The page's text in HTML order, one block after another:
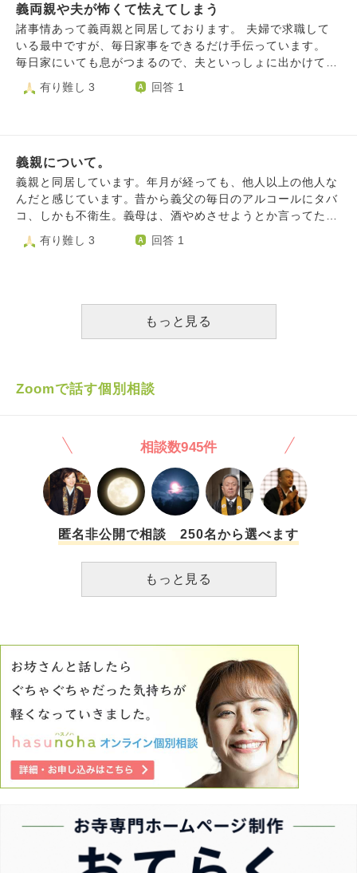
には夫の兄弟夫婦もいるのですが、その兄弟夫婦と比べられ
たり、私たちが許されなかったことが兄弟夫婦には許されて
いたりすることにもモヤモヤします。 それでも、少しでも
認めてもらえるようにと、義実家へ頻繁に顔を出したり親戚
で嫌な言葉を浴びせられてきたという怒りや悔しさのような
しまったこともあります。 その度に、自分のことが嫌にな
ります。いつでも心穏やかにいたいのに、人として恥ずかし
くない行いをしたいのに、どうしてもできません。自分のこ
とが嫌でそれがまた辛いです。
義両親や夫が怖くて怯えてしまう
諸事情あって義両親と同居しております。 夫婦で求職して
いる最中ですが、毎日家事をできるだけ手伝っています。
毎日家にいても息がつまるので、夫といっしょに出かけては
います。 夕飯の準備などあるので、いつもは16時には帰っ
てるのですが、今日は残り物で済ませられるから、いつもよ
ら『なんで連絡よこさないのか？』と責められてしまいまし
た。 たしかに連絡しなかったこちらに落ち度はありますが
『なにか病気持ってるの？』とつめられ、10年以上前にうつ
状態になっていたこと、働くようになってからは大丈夫だっ
た。すると結婚当初、私の実家にいったとき、私がなにもし
係ないのでは…？と考えてとてももやもやしてしまいまし
た。 義両親、とくに義母は所謂毒親で、過干渉で周りと比
前に、私の心がおかしくなりそうです。 夫も、私のことは
フォローしてくれるときはありますが、ストレスがたまって
ます。 そのうち、消えてしまいたい、死んでしまおうと思
きるようになるのでしょうか… 私が弱いだけなのでしょう
有り難し 3 回答 1
義親について。
義親と同居しています。年月が経っても、他人以上の他人な
んだと感じています。昔から義父の毎日のアルコールにタバ
コ、しかも不衛生。義母は、酒やめさせようとか言ってたけ
ど、毎日お酒も与えてる。最初からアル中、ニコチン中毒だ
った。タバコの副流煙も子供たちのところまできてる。子供
えてるからと、訳がわからないことを言う。完全に頭おかし
かってない。自分のためなら誰でも良かったんだ。色んなこ
とを犠牲にしてきた自分がバカらしい。そもそも昔からの男
見下している。自分たちも、平気で迷惑行為してるくせに、
なんでそんな偉そうなんだろう。多分精神病だと思うんで
す。口に出すこと自体信じられません。
有り難し 3 回答 1
もっと見る
Zoomで話す個別相談
相談数945件
匿名非公開で相談 250名から選べます
もっと見る